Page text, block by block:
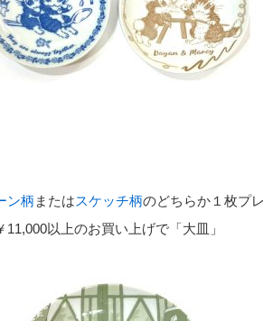
ン柄 またはスケッチ柄のどちらか１枚プ
以上のお買い上げで「大皿」